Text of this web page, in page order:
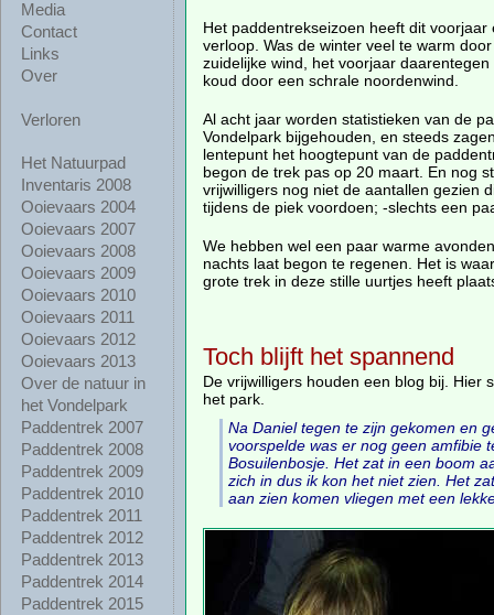
Media
Contact
Links
Over
Verloren
Het Natuurpad
Inventaris 2008
Ooievaars 2004
Ooievaars 2007
Ooievaars 2008
Ooievaars 2009
Ooievaars 2010
Ooievaars 2011
Ooievaars 2012
Ooievaars 2013
Over de natuur in
het Vondelpark
Paddentrek 2007
Paddentrek 2008
Paddentrek 2009
Paddentrek 2010
Paddentrek 2011
Paddentrek 2012
Paddentrek 2013
Paddentrek 2014
Paddentrek 2015
Het paddentrekseizoen heeft dit voorjaar
verloop. Was de winter veel te warm
zuidelijke wind, het voorjaar
koud door een schrale noordenwind.
Al acht jaar worden statistieken van de
Vondelpark bijgehouden, en steeds
lentepunt het hoogtepunt van de
begon de trek pas op 20 maart. En nog
vrijwilligers nog niet de aantallen gezien
tijdens de piek voordoen; -slechts een
We hebben wel een paar warme
nachts laat begon te regenen. Het is
grote trek in deze stille uurtjes heeft
Toch blijft het spannend
De vrijwilligers houden een blog bij. Hier
het park.
Na Daniel tegen te zijn gekomen en
voorspelde was er nog geen amfibie
Bosuilenbosje. Het zat in een boom
zich in dus ik kon het niet zien. Het
aan zien komen vliegen met een